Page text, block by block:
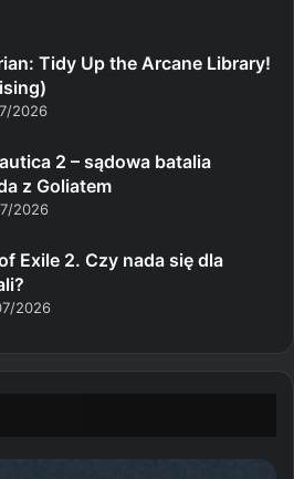
Tidy Up the Arcane Library!
2026
2 – sądowa batalia
z Goliatem
2026
Exile 2. Czy nada się dla
2026